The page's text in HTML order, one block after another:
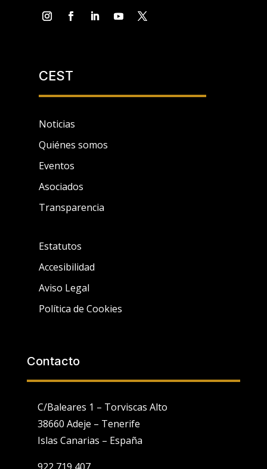
CEST
Noticias
Quiénes somos
Eventos
Asociados
Transparencia
Estatutos
Accesibilidad
Aviso Legal
Política de Cookies
Contacto
C/Baleares 1 – Torviscas Alto
38660 Adeje – Tenerife
Islas Canarias – España